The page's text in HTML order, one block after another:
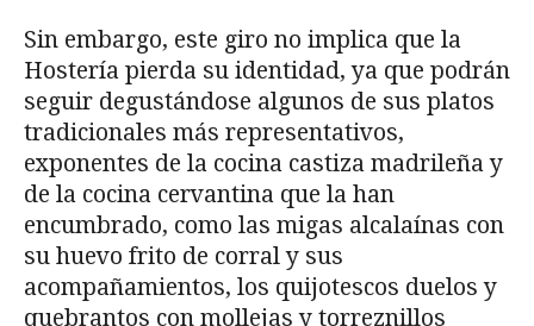
Sin embargo, este giro no implica que la
Hostería pierda su identidad, ya que podrán
seguir degustándose algunos de sus platos
tradicionales más representativos,
exponentes de la cocina castiza madrileña y
de la cocina cervantina que la han
encumbrado, como las migas alcalaínas con
su huevo frito de corral y sus
acompañamientos, los quijotescos duelos y
quebrantos con mollejas y torreznillos